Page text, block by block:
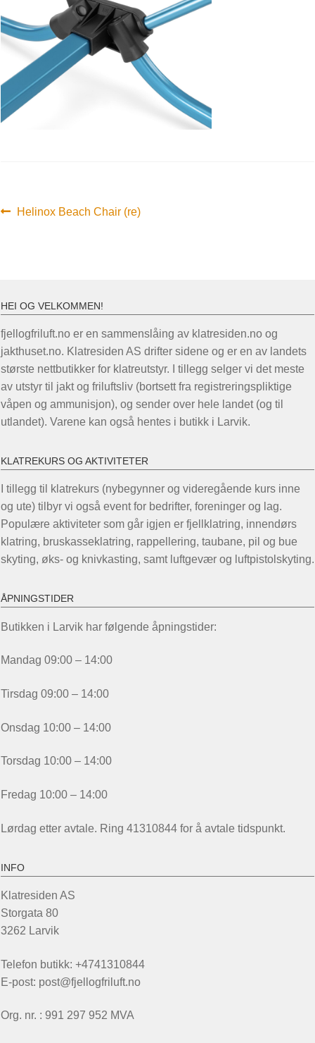
Innleggsnavigasjon
Forrige
Helinox Beach Chair (re)
HEI OG VELKOMMEN!
fjellogfriluft.no er en sammenslåing av klatresiden.no og
jakthuset.no. Klatresiden AS drifter sidene og er en av landets
største nettbutikker for klatreutstyr. I tillegg selger vi det meste
av utstyr til jakt og friluftsliv (bortsett fra registreringspliktige
våpen og ammunisjon), og sender over hele landet (og til
utlandet). Varene kan også hentes i butikk i Larvik.
KLATREKURS OG AKTIVITETER
I tillegg til klatrekurs (nybegynner og videregående kurs inne
og ute) tilbyr vi også event for bedrifter, foreninger og lag.
Populære aktiviteter som går igjen er fjellklatring, innendørs
klatring, bruskasseklatring, rappellering, taubane, pil og bue
skyting, øks- og knivkasting, samt luftgevær og luftpistolskyting.
ÅPNINGSTIDER
Butikken i Larvik har følgende åpningstider:
Mandag 09:00 – 14:00
Tirsdag 09:00 – 14:00
Onsdag 10:00 – 14:00
Torsdag 10:00 – 14:00
Fredag 10:00 – 14:00
Lørdag etter avtale. Ring 41310844 for å avtale tidspunkt.
INFO
Klatresiden AS
Storgata 80
3262 Larvik
Telefon butikk: +4741310844
E-post: post@fjellogfriluft.no
Org. nr. : 991 297 952 MVA